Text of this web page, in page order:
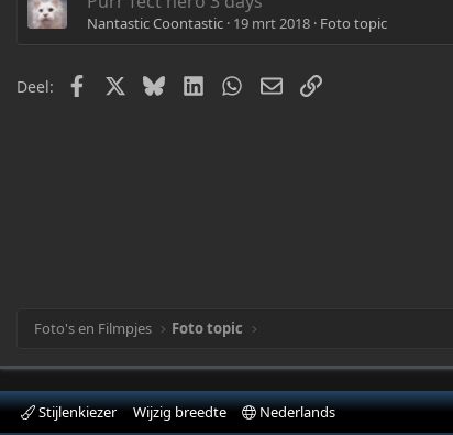
Nantastic Coontastic 19 mrt 2018 Foto topic
Deel: Facebook BlueskyLinkedInWhatsApp
E-mailLink
Foto's en Filmpjes Foto topic
Stijlenkiezer Wijzig breedte Nederlands